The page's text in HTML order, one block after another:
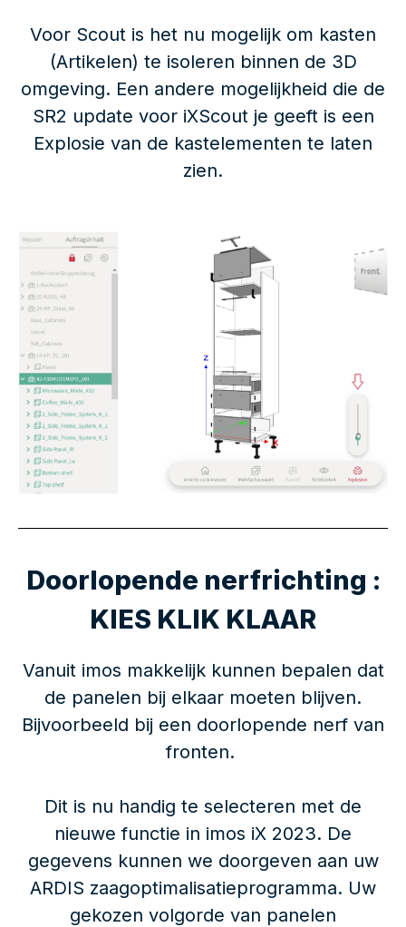
Voor Scout is het nu mogelijk om kasten
(Artikelen) te isoleren binnen de 3D
omgeving. Een andere mogelijkheid die de
SR2 update voor iXScout je geeft is een
Explosie van de kastelementen te laten
zien.
Doorlopende nerfrichting :
KIES KLIK KLAAR
Vanuit imos makkelijk kunnen bepalen dat
de panelen bij elkaar moeten blijven.
Bijvoorbeeld bij een doorlopende nerf van
fronten.
Dit is nu handig te selecteren met de
nieuwe functie in imos iX 2023. De
gegevens kunnen we doorgeven aan uw
ARDIS zaagoptimalisatieprogramma. Uw
gekozen volgorde van panelen